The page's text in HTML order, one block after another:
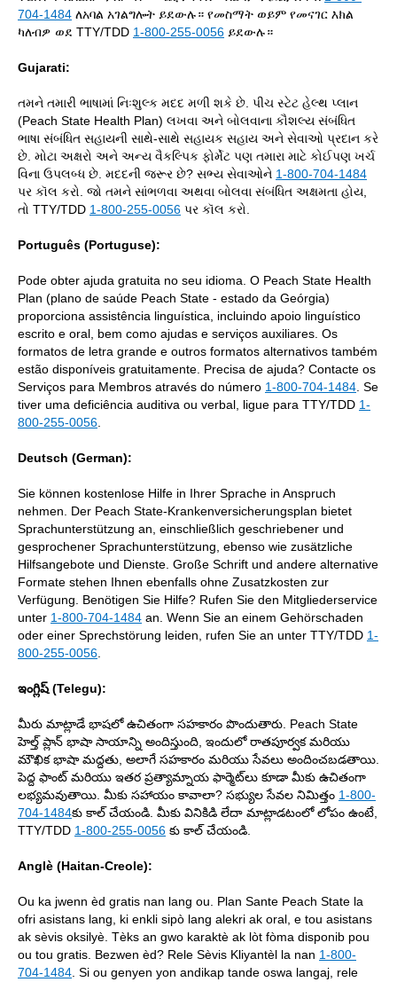
704-1484 ለአባል አገልግሎት ይደውሉ። የመስማት ወይም የመናገር እክል
ካለብዎ ወደ TTY/TDD 1-800-255-0056 ይደውሉ።
Gujarati:
તમને તમારી ભાષામાં નિઃશુલ્ક મદદ મળી શકે છે. પીચ સ્ટેટ હેલ્થ પ્લાન
(Peach State Health Plan) લખવા અને બોલવાના કૌશલ્ય સંબંધિત
ભાષા સંબંધિત સહાયની સાથે-સાથે સહાયક સહાય અને સેવાઓ પ્રદાન કરે
છે. મોટા અક્ષરો અને અન્ય વૈકલ્પિક ફોર્મેટ પણ તમારા માટે કોઈપણ ખર્ચ
વિના ઉપલબ્ધ છે. મદદની જરૂર છે? સભ્ય સેવાઓને 1-800-704-1484
પર કૉલ કરો. જો તમને સાંભળવા અથવા બોલવા સંબંધિત અક્ષમતા હોય,
તો TTY/TDD 1-800-255-0056 પર કૉલ કરો.
Português (Portuguse):
Pode obter ajuda gratuita no seu idioma. O Peach State Health
Plan (plano de saúde Peach State - estado da Geórgia)
proporciona assistência linguística, incluindo apoio linguístico
escrito e oral, bem como ajudas e serviços auxiliares. Os
formatos de letra grande e outros formatos alternativos também
estão disponíveis gratuitamente. Precisa de ajuda? Contacte os
Serviços para Membros através do número 1-800-704-1484 . Se
tiver uma deficiência auditiva ou verbal, ligue para TTY/TDD 1-
800-255-0056
Deutsch (German):
Sie können kostenlose Hilfe in Ihrer Sprache in Anspruch
nehmen. Der Peach State-Krankenversicherungsplan bietet
Sprachunterstützung an, einschließlich geschriebener und
gesprochener Sprachunterstützung, ebenso wie zusätzliche
Hilfsangebote und Dienste. Große Schrift und andere alternative
Formate stehen Ihnen ebenfalls ohne Zusatzkosten zur
Verfügung. Benötigen Sie Hilfe? Rufen Sie den Mitgliederservice
unter 1-800-704-1484 an. Wenn Sie an einem Gehörschaden
oder einer Sprechstörung leiden, rufen Sie an unter TTY/TDD 1-
800-255-0056
ఇంగ్లిష్ (Telegu):
మీరు మాట్లాడే భాషలో ఉచితంగా సహకారం పొందుతారు. Peach State
హెల్త్ ప్లాన్ భాషా సాయాన్ని అందిస్తుంది, ఇందులో రాతపూర్వక మరియు
మౌఖిక భాషా మద్దతు, అలాగే సహకారం మరియు సేవలు అందించబడతాయి.
పెద్ద ఫాంట్ మరియు ఇతర ప్రత్యామ్నాయ ఫార్మెట్‌లు కూడా మీకు ఉచితంగా
లభ్యమవుతాయి. మీకు సహాయం కావాలా? సభ్యుల సేవల నిమిత్తం 1-800-
704-1484కు కాల్ చేయండి. మీకు వినికిడి లేదా మాట్లాడటంలో లోపం ఉంటే,
TTY/TDD 1-800-255-0056 కు కాల్ చేయండి.
Anglè (Haitan-Creole):
Ou ka jwenn èd gratis nan lang ou. Plan Sante Peach State la
ofri asistans lang, ki enkli sipò lang alekri ak oral, e tou asistans
ak sèvis oksilyè. Tèks an gwo karaktè ak lòt fòma disponib pou
ou tou gratis. Bezwen èd? Rele Sèvis Kliyantèl la nan 1-800-
704-1484 . Si ou genyen yon andikap tande oswa langaj, rele